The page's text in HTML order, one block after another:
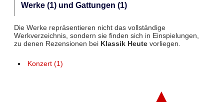
Werke (1) und Gattungen (1)
Die Werke repräsentieren nicht das vollständige
Werkverzeichnis, sondern sie finden sich in Einspielungen,
zu denen Rezensionen bei Klassik Heutevorliegen.
Konzert (1)
▲